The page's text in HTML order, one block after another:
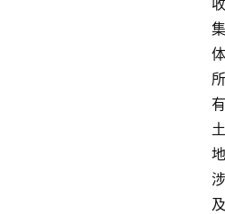
收
集
体
所
有
土
地
涉
及